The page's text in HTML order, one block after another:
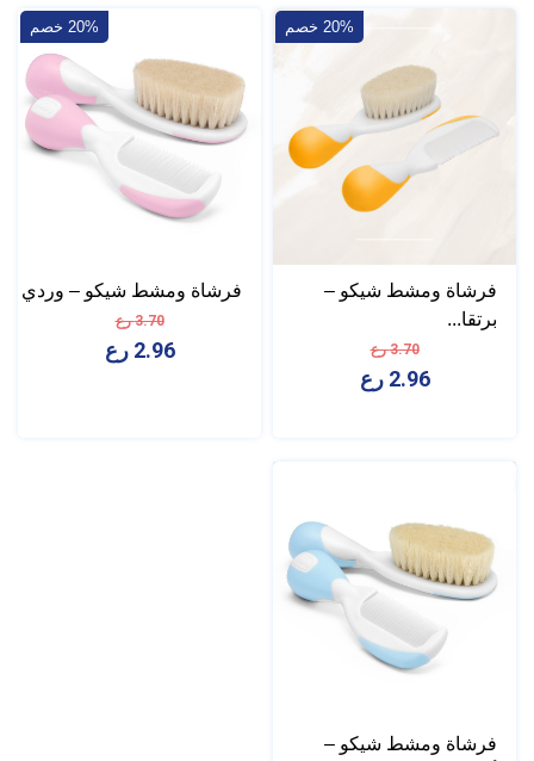
20% خصم
فرشاة ومشط شيكو –
برتقا...
3.70 رع
2.96 رع
20% خصم
فرشاة ومشط شيكو – وردي
3.70 رع
2.96 رع
فرشاة ومشط شيكو –